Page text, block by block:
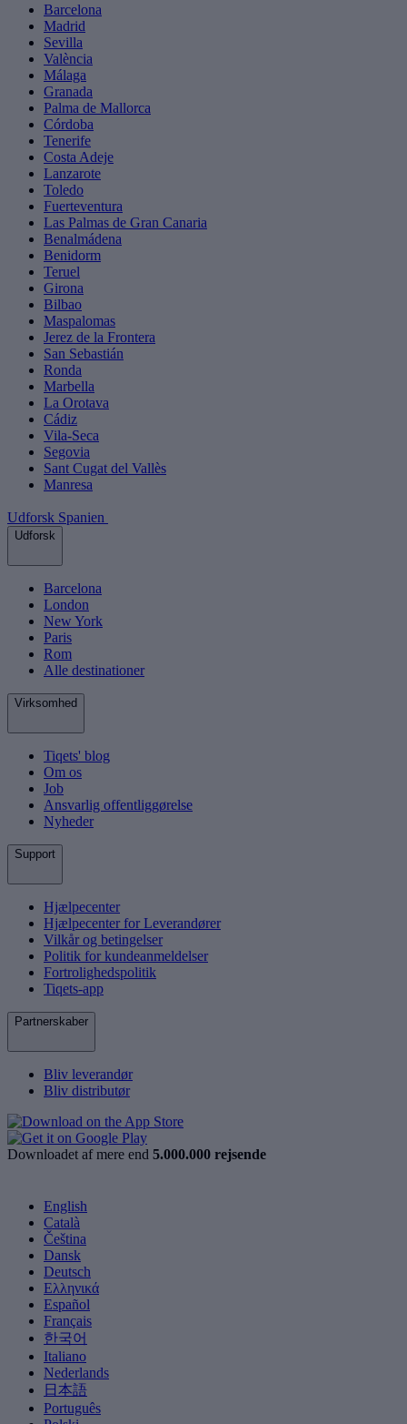
Barcelona
Madrid
Sevilla
València
Málaga
Granada
Palma de Mallorca
Córdoba
Tenerife
Costa Adeje
Lanzarote
Toledo
Fuerteventura
Las Palmas de Gran Canaria
Benalmádena
Benidorm
Teruel
Girona
Bilbao
Maspalomas
Jerez de la Frontera
San Sebastián
Ronda
Marbella
La Orotava
Cádiz
Vila-Seca
Segovia
Sant Cugat del Vallès
Manresa
Udforsk Spanien
Udforsk
Barcelona
London
New York
Paris
Rom
Alle destinationer
Virksomhed
Tiqets' blog
Om os
Job
Ansvarlig offentliggørelse
Nyheder
Support
Hjælpecenter
Hjælpecenter for Leverandører
Vilkår og betingelser
Politik for kundeanmeldelser
Fortrolighedspolitik
Tiqets-app
Partnerskaber
Bliv leverandør
Bliv distributør
Downloadet af mere end 5.000.000 rejsende
English
Català
Čeština
Dansk
Deutsch
Ελληνικά
Español
Français
한국어
Italiano
Nederlands
日本語
Português